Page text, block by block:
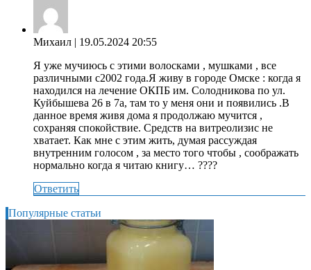
Михаил | 19.05.2024 20:55
Я уже мучиюсь с этими волосками , мушками , все
различными с2002 года.Я живу в городе Омске : когда я
находился на лечение ОКПБ им. Солодникова по ул.
Куйбышева 26 в 7а, там то у меня они и появились .В
данное время живя дома я продолжаю мучится ,
сохраняя спокойствие. Средств на витреолизис не
хватает. Как мне с этим жить, думая рассуждая
внутренним голосом , за место того чтобы , соображать
нормально когда я читаю книгу… ????
Ответить
Популярные статьи